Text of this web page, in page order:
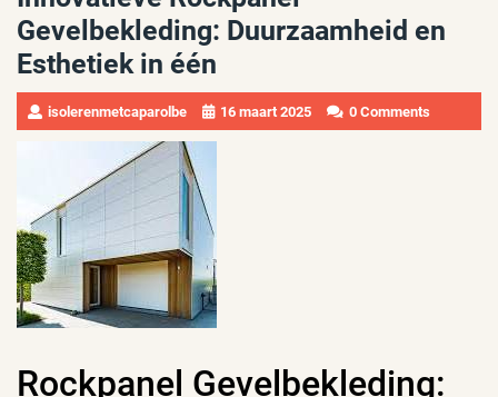
Gevelbekleding: Duurzaamheid en
Esthetiek in één
isolerenmetcaparolbe 16 maart 2025 0 Comments
Rockpanel Gevelbekleding: